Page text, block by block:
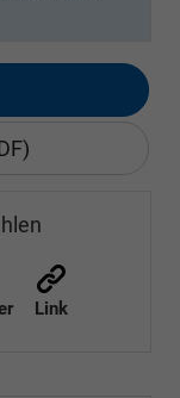
Link